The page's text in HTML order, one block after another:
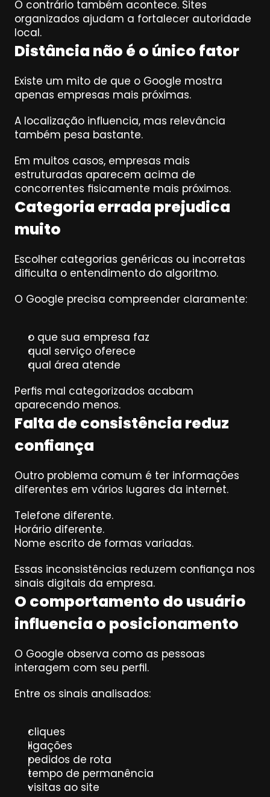
O contrário também acontece. Sites
organizados ajudam a fortalecer autoridade
local.
Distância não é o único fator
Existe um mito de que o Google mostra
apenas empresas mais próximas.
A localização influencia, mas relevância
também pesa bastante.
Em muitos casos, empresas mais
estruturadas aparecem acima de
concorrentes fisicamente mais próximos.
Categoria errada prejudica
muito
Escolher categorias genéricas ou incorretas
dificulta o entendimento do algoritmo.
O Google precisa compreender claramente:
o que sua empresa faz
qual serviço oferece
qual área atende
Perfis mal categorizados acabam
aparecendo menos.
Falta de consistência reduz
confiança
Outro problema comum é ter informações
diferentes em vários lugares da internet.
Telefone diferente.
Horário diferente.
Nome escrito de formas variadas.
Essas inconsistências reduzem confiança nos
sinais digitais da empresa.
O comportamento do usuário
influencia o posicionamento
O Google observa como as pessoas
interagem com seu perfil.
Entre os sinais analisados:
cliques
ligações
pedidos de rota
tempo de permanência
visitas ao site